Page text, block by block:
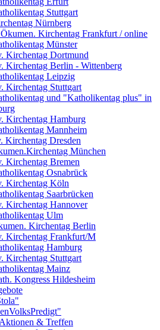
Stuttgart
Nürnberg
Kirchentag Frankfurt / online
Münster
Kirchentag Dortmund
Kirchentag Berlin - Wittenberg
Leipzig
Kirchentag Stuttgart
und "Katholikentag plus" in
Kirchentag Hamburg
Mannheim
Kirchentag Dresden
München
Kirchentag Bremen
Osnabrück
Kirchentag Köln
Saarbrücken
Kirchentag Hannover
Ulm
Kirchentag Berlin
Kirchentag Frankfurt/M
Hamburg
Kirchentag Stuttgart
Mainz
Kongress Hildesheim
& Treffen